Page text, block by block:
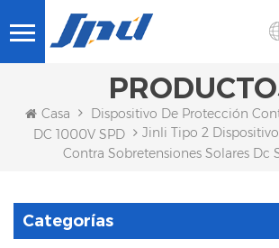
Casa
Dispositivo De Protección
DC 1000V SPD
Jinli Tipo 2
Contra Sobretensiones Solares Dc
Categorías